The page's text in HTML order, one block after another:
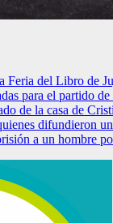
Feria del Libro de
para el partido
de la casa de
difundieron
a un hombre